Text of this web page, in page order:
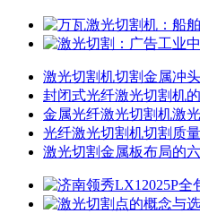
激光切割机切割金属冲
封闭式光纤激光切割机
金属光纤激光切割机激
光纤激光切割机切割质
激光切割金属板布局的